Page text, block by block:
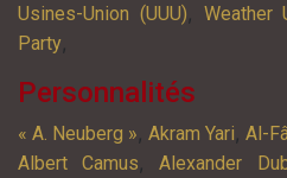
Usines-Union (UUU), Weather
Party,
Personnalités
« A. Neuberg », Akram Yari, Al-
Albert Camus,Alexander